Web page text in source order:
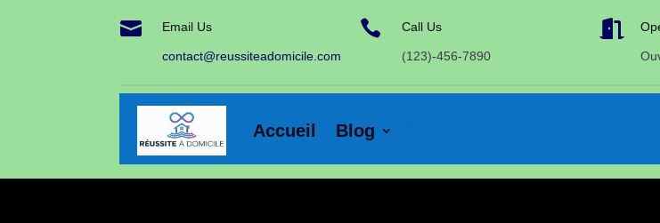
 Email Us
contact@reussiteadomicile.com
 Call Us
(123)-456-7890

Accueil Blog